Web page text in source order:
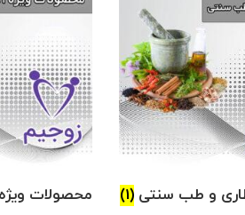
و طب سنتی (1) محصولات